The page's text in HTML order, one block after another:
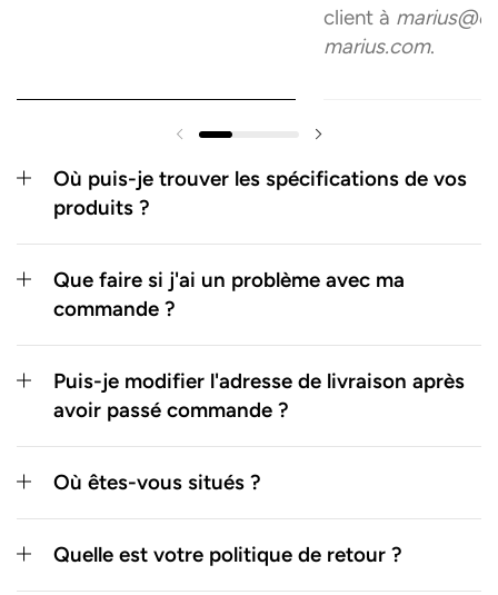
client à
marius.com.
Où puis-je trouver les spécifications de vos
produits ?
Que faire si j'ai un problème avec ma
commande ?
Puis-je modifier l'adresse de livraison après
avoir passé commande ?
Où êtes-vous situés ?
Quelle est votre politique de retour ?